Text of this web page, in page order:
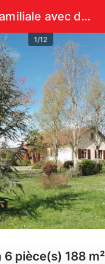
Maison familiale avec dépendances au calme
1/12
pièce(s) 188 m²